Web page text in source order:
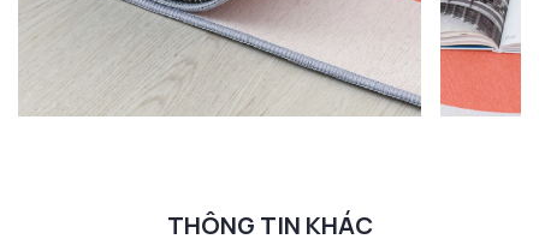
THÔNG TIN KHÁC